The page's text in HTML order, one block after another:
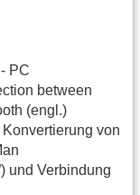
PC
between
(engl.)
von
) und Verbindung